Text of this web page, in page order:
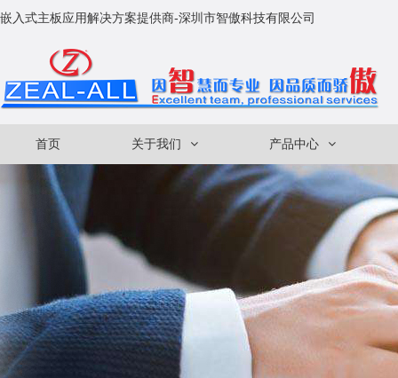
嵌入式主板应用解决方案提供商-深圳市智傲科技有限公司
首页 关于我们 产品中心